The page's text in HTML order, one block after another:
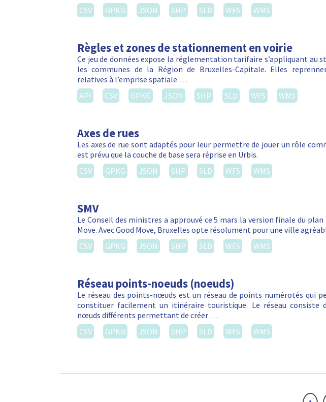
CSV
GPKG JSON SHP SLD WFS WMS
Règles et zones de stationnement en voirie
Ce jeu de données expose la réglementation tarifaire s’appliquant au
les communes de la Région de Bruxelles-Capitale. Elles
relatives à l’emprise spatiale …
API
CSV GPKG JSON SHP SLD WFS WMS
Axes de rues
Les axes de rue sont adaptés pour leur permettre de jouer un rôle
est prévu que la couche de base sera réprise en Urbis.
CSV
GPKG JSON SHP SLD WFS WMS
SMV
Le Conseil des ministres a approuvé ce 5 mars la version finale du
Move. Avec Good Move, Bruxelles opte résolument pour une ville
CSV
GPKG JSON SHP SLD WFS WMS
Réseau points-noeuds (noeuds)
Le réseau des points-nœuds est un réseau de points numérotés qui
constituer facilement un itinéraire touristique. Le réseau consiste
nœuds différents permettant de créer …
CSV
GPKG JSON SHP SLD WFS WMS